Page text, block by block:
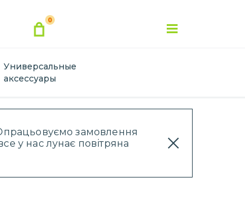
замовлення
у нас лунає повітряна
0
Универсальные
аксессуары